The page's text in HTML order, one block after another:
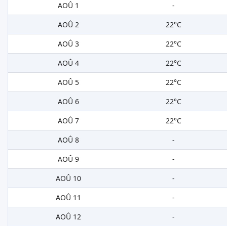
AOÛ 1
-
AOÛ 2
22°C
AOÛ 3
22°C
AOÛ 4
22°C
AOÛ 5
22°C
AOÛ 6
22°C
AOÛ 7
22°C
AOÛ 8
-
AOÛ 9
-
AOÛ 10
-
AOÛ 11
-
AOÛ 12
-